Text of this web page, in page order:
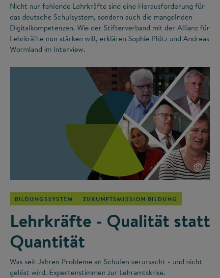
Nicht nur fehlende Lehrkräfte sind eine Herausforderung für
das deutsche Schulsystem, sondern auch die mangelnden
Digitalkompetenzen. Wie der Stifterverband mit der Allianz für
Lehrkräfte nun stärken will, erklären Sophie Plötz und Andreas
Wormland im Interview.
©
BILDUNGSSYSTEM ZUKUNFTSMISSION BILDUNG
Lehrkräfte - Qualität statt
Quantität
Was seit Jahren Probleme an Schulen verursacht - und nicht
gelöst wird. Expertenstimmen zur Lehramtskrise.